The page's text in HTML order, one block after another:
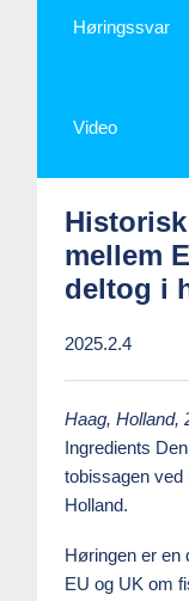
Høringssvar
Video
mellem
deltog i
2025.2.4
Haag, Holland,
Ingredients
tobissagen ved
Holland.
Høringen er en
EU og UK om